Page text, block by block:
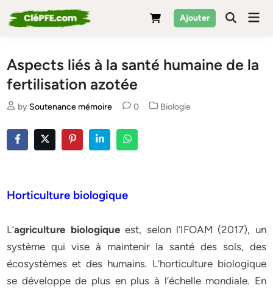
to
Ajouter
Aspects liés à la santé humaine de la
fertilisation azotée
by Soutenance mémoire 0
Posted
Biologie
Horticulture biologique
L’agriculture biologiqueest, selon l’IFOAM (2017), un
système qui vise à maintenir la santé des sols, des
écosystèmes et des humains. L’horticulture biologique
se développe de plus en plus à l’échelle mondiale. En